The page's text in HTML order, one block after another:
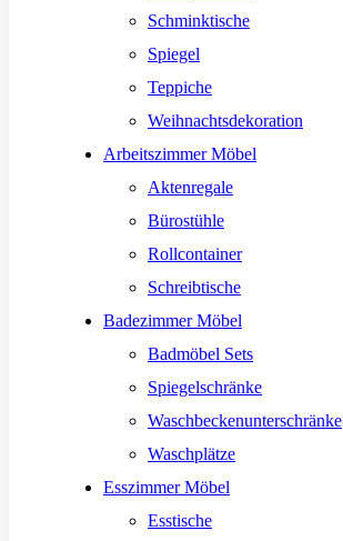
Schminktische
Spiegel
Teppiche
Weihnachtsdekoration
Arbeitszimmer Möbel
Aktenregale
Bürostühle
Rollcontainer
Schreibtische
Badezimmer Möbel
Badmöbel Sets
Spiegelschränke
Waschbeckenunterschränke
Waschplätze
Esszimmer Möbel
Esstische